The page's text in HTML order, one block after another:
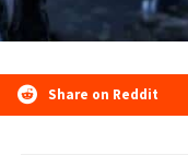
Share on Reddit